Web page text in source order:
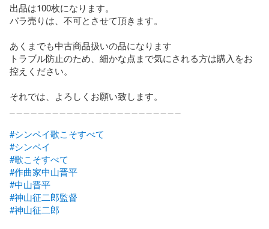
出品は100枚になります。
バラ売りは、不可とさせて頂きます。
あくまでも中古商品扱いの品になります
トラブル防止のため、細かな点まで気にされる方は購入をお
控えください。
それでは、よろしくお願い致します。
#シンペイ歌こそすべて
#シンペイ
#歌こそすべて
#作曲家中山晋平
#中山晋平
#神山征二郎監督
#神山征二郎